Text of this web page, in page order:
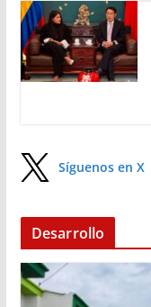
Síguenos en X
Desarrollo